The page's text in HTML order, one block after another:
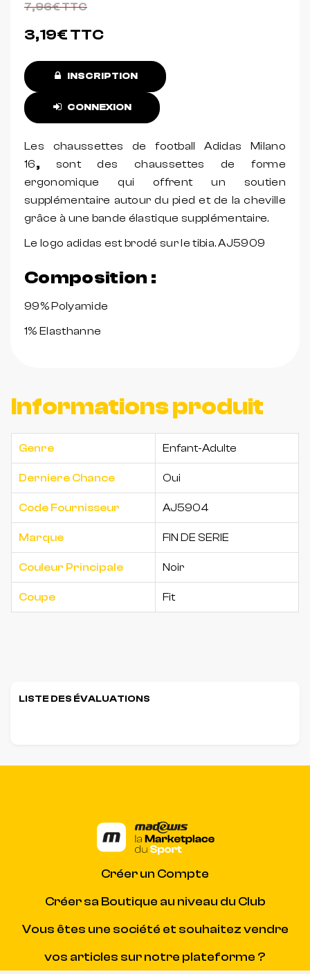
7,96€TTC
3,19€TTC
INSCRIPTION
CONNEXION
Les chaussettes de football Adidas Milano
16, sont des chaussettes de forme
ergonomique qui offrent un soutien
supplémentaire autour du pied et de la cheville
grâce à une bande élastique supplémentaire.
Le logo adidas est brodé sur le tibia. AJ5909
Composition :
99% Polyamide
1% Elasthanne
Informations produit
Genre Enfant-Adulte
Derniere Chance Oui
Code Fournisseur AJ5904
Marque FIN DE SERIE
Couleur Principale Noir
Coupe Fit
LISTE DES ÉVALUATIONS
Créer un Compte
Créer sa Boutique au niveau du Club
Vous êtes une société et souhaitez vendre
vos articles sur notre plateforme ?